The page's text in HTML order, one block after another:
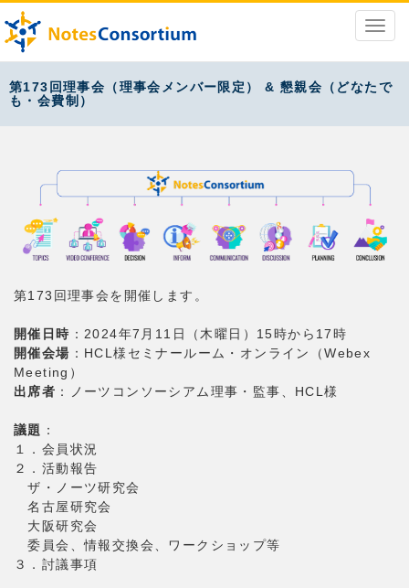
第173回理事会（理事会メンバー限定） & 懇親会（どなたで
も・会費制）
第173回理事会を開催します。
開催日時 ：2024年7月11日（木曜日）15時から17時
開催会場 ：HCL様セミナールーム・オンライン（Webex
Meeting）
出席者 ：ノーツコンソーシアム理事・監事、HCL様
議題 ：
１．会員状況
２．活動報告
ザ・ノーツ研究会
名古屋研究会
大阪研究会
委員会、情報交換会、ワークショップ等
３．討議事項